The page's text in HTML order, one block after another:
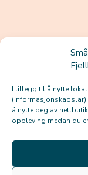
I tillegg til å nytte
(informasjonskapslar)
å nytte deg av
oppleving medan du